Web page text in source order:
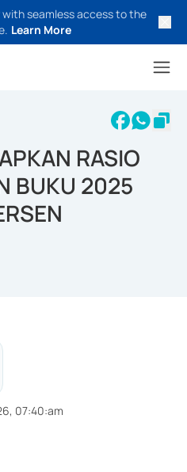
seamless access to the
Learn More
RASIO
BUKU 2025
07:40:am